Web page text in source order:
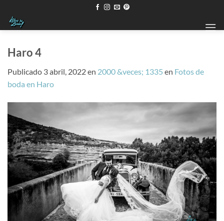
contenido
Haro 4
Publicado 3 abril, 2022en 2000 &veces; 1335 en Fotos de
boda en Haro